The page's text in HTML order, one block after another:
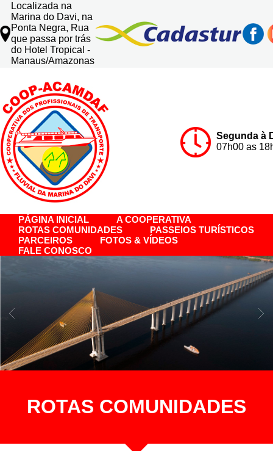
Localizada na
Marina do Davi, na
Ponta Negra, Rua
que passa por trás
do Hotel Tropical -
Manaus/Amazonas
Segunda à
07h00 as
PÁGINA INICIAL
A COOPERATIVA
ROTAS COMUNIDADES
PASSEIOS TURÍSTICOS
PARCEIROS
FOTOS & VÍDEOS
FALE CONOSCO
ROTAS COMUNIDADES